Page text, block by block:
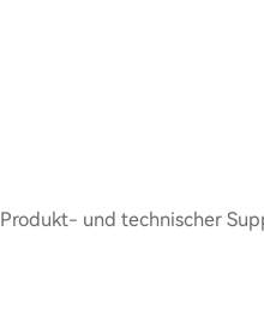
Produkt- und technischer